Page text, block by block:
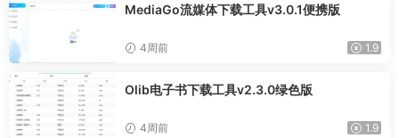
MediaGo流媒体下载工具v3.0.1便携版
4周前 1.9
Olib电子书下载工具v2.3.0绿色版
4周前 1.9